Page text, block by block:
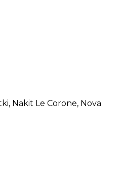
TRILOGY LUXURY, rose gold
, Nakit Le Corone, Nova